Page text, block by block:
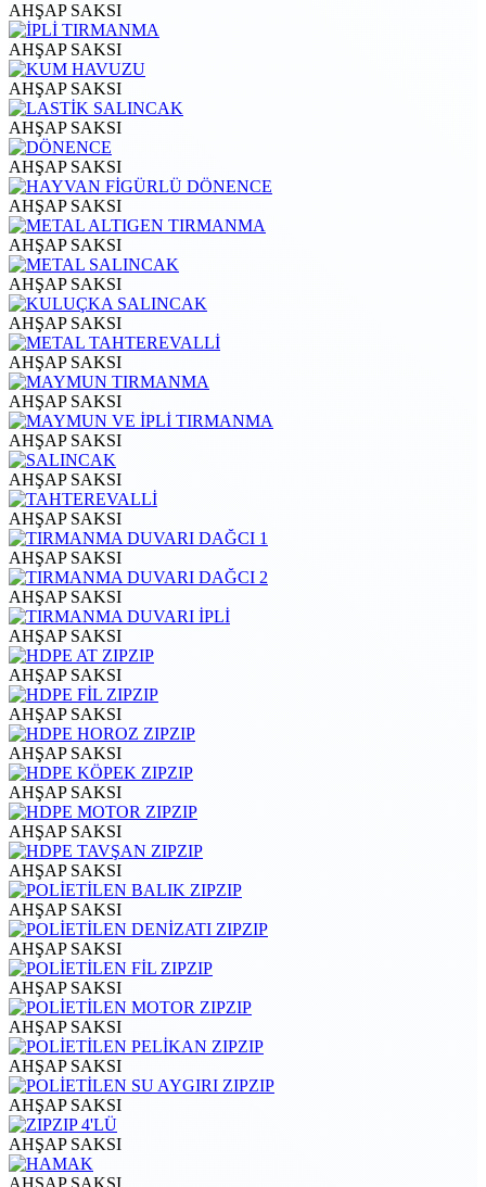
AHŞAP SAKSI
AHŞAP SAKSI
AHŞAP SAKSI
AHŞAP SAKSI
AHŞAP SAKSI
AHŞAP SAKSI
AHŞAP SAKSI
AHŞAP SAKSI
AHŞAP SAKSI
AHŞAP SAKSI
AHŞAP SAKSI
AHŞAP SAKSI
AHŞAP SAKSI
AHŞAP SAKSI
AHŞAP SAKSI
AHŞAP SAKSI
AHŞAP SAKSI
AHŞAP SAKSI
AHŞAP SAKSI
AHŞAP SAKSI
AHŞAP SAKSI
AHŞAP SAKSI
AHŞAP SAKSI
AHŞAP SAKSI
AHŞAP SAKSI
AHŞAP SAKSI
AHŞAP SAKSI
AHŞAP SAKSI
AHŞAP SAKSI
AHŞAP SAKSI